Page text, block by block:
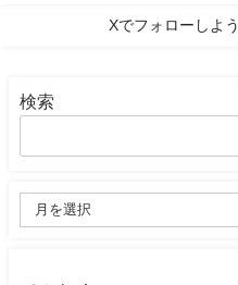
Xでフォローしよう
検索